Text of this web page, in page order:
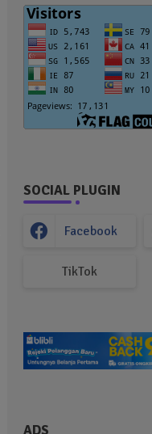
SOCIAL PLUGIN
Facebook
TikTok